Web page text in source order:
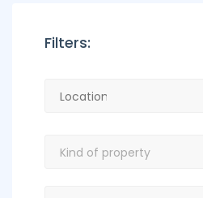
Filters: